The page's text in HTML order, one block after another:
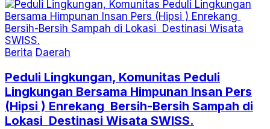
Berita Daerah
Peduli Lingkungan, Komunitas Peduli
Lingkungan Bersama Himpunan Insan Pers
(Hipsi ) Enrekang Bersih-Bersih Sampah di
Lokasi Destinasi Wisata SWISS.